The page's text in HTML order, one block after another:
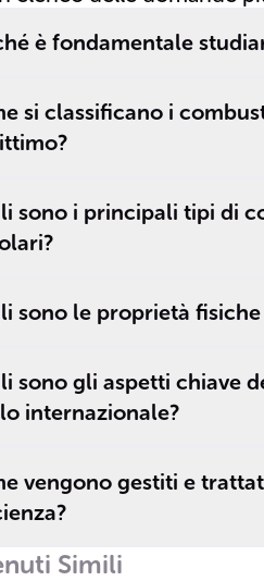
alta ______ e
è fondamentale
si classificano i
sono i principali tipi di
sono le proprietà
sono gli aspetti chiave
internazionale?
vengono gestiti e
Simili